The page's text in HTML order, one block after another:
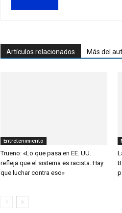
Artículos relacionados Más del
Entretenimiento
Trueno: «Lo que pasa en EE. UU.
refleja que el sistema es racista. Hay
que luchar contra eso»